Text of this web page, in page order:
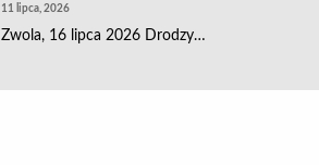
11 lipca, 2026
Zwola, 16 lipca 2026 Drodzy…